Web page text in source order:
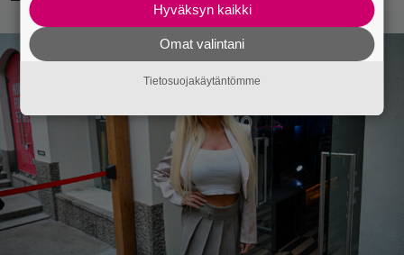
Hyväksyn kaikki
Omat valintani
Tietosuojakäytäntömme